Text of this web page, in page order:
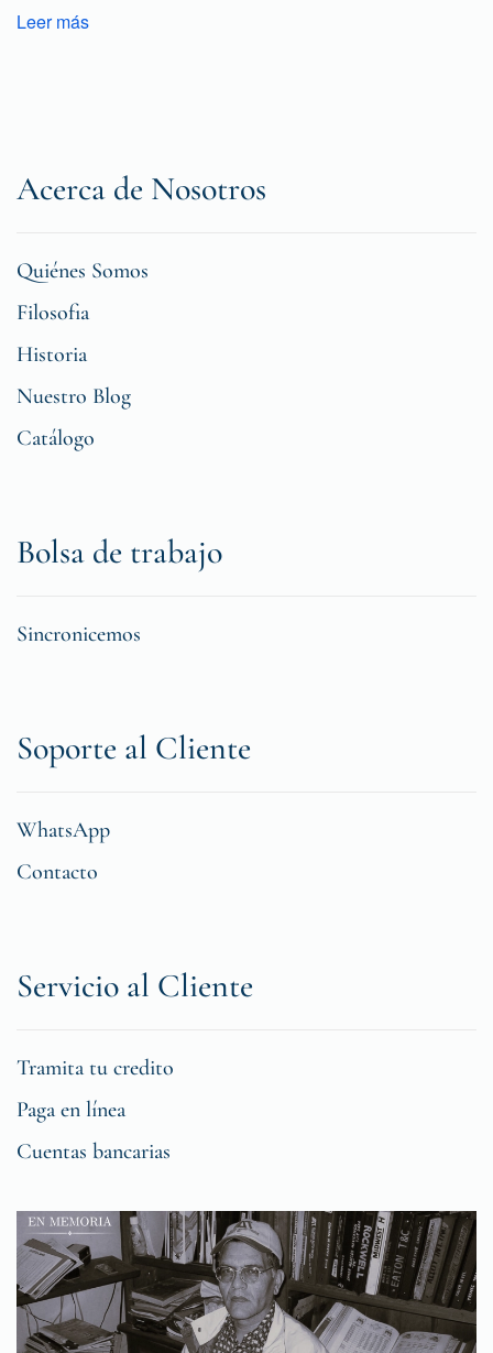
Leer más
Acerca de Nosotros
Quiénes Somos
Filosofia
Historia
Nuestro Blog
Catálogo
Bolsa de trabajo
Sincronicemos
Soporte al Cliente
WhatsApp
Contacto
Servicio al Cliente
Tramita tu credito
Paga en línea
Cuentas bancarias